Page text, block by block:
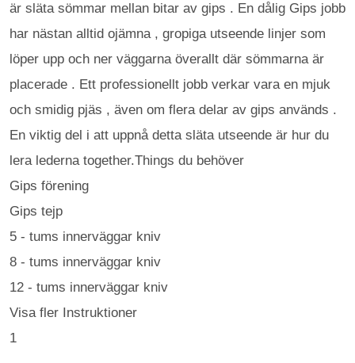
är släta sömmar mellan bitar av gips . En dålig Gips jobb
har nästan alltid ojämna , gropiga utseende linjer som
löper upp och ner väggarna överallt där sömmarna är
placerade . Ett professionellt jobb verkar vara en mjuk
och smidig pjäs , även om flera delar av gips används .
En viktig del i att uppnå detta släta utseende är hur du
lera lederna together.Things du behöver
Gips förening
Gips tejp
5 - tums innerväggar kniv
8 - tums innerväggar kniv
12 - tums innerväggar kniv
Visa fler Instruktioner
1